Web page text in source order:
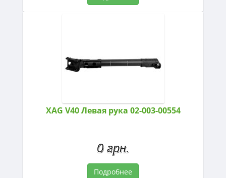
XAG V40 Левая рука 02-003-00554
0 грн.
Подробнее